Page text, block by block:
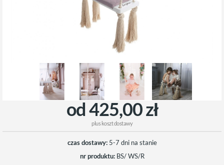
od 425,00 zł
plus koszt dostawy
czas dostawy: 5-7 dni na stanie
nr produktu:BS/ WS/R